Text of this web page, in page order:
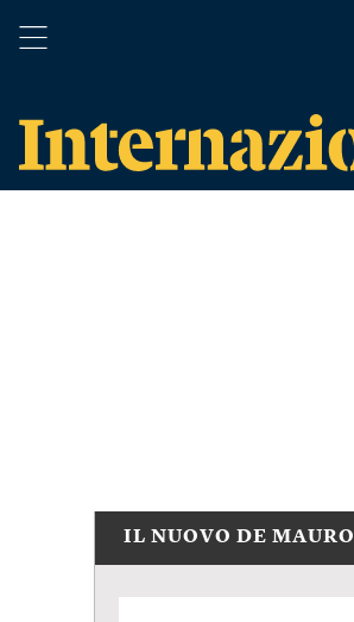
IL NUOVO DE MAURO